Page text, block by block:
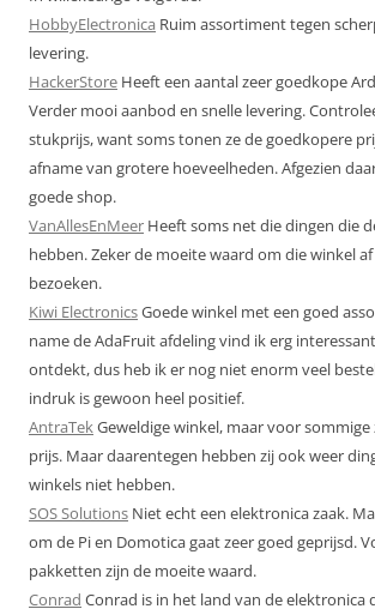
HobbyElectronica Ruim assortiment tegen
levering.
HackerStore Heeft een aantal zeer goedkope
Verder mooi aanbod en snelle levering.
stukprijs, want soms tonen ze de goedkopere
afname van grotere hoeveelheden. Afgezien
goede shop.
VanAllesEnMeer Heeft soms net die dingen die
hebben. Zeker de moeite waard om die winkel
bezoeken.
Kiwi ElectronicsGoede winkel met een goed
name de AdaFruit afdeling vind ik erg
ontdekt, dus heb ik er nog niet enorm veel
indruk is gewoon heel positief.
AntraTekGeweldige winkel, maar voor sommige
prijs. Maar daarentegen hebben zij ook weer
winkels niet hebben.
SOS Solutions Niet echt een elektronica zaak.
om de Pi en Domotica gaat zeer goed geprijsd.
pakketten zijn de moeite waard.
Conrad Conrad is in het land van de elektronica